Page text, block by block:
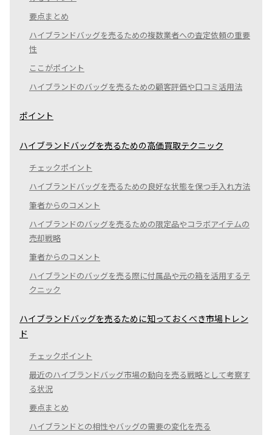
要点まとめ
ハイブランドバッグを売るための複数業者への査定依頼の重要
性
ここがポイント
ハイブランドのバッグを売るための顧客評価や口コミ活用法
ポイント
ハイブランドバッグを売るための高価買取テクニック
チェックポイント
ハイブランドバッグを売るための良好な状態を保つ手入れ方法
筆者からのコメント
ハイブランドのバッグを売るための限定品やコラボアイテムの
売却戦略
筆者からのコメント
ハイブランドのバッグを売る際に付属品や元の箱を活用するテ
クニック
ハイブランドバッグを売るために知っておくべき市場トレン
ド
チェックポイント
最近のハイブランドバッグ市場の動向を売る戦略として考察す
る状況
要点まとめ
ハイブランドとの相性やバッグの需要の変化を売る